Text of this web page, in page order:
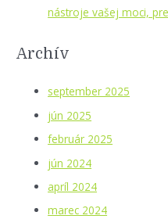
nástroje vašej moci,
Archív
september 2025
jún 2025
február 2025
jún 2024
apríl 2024
marec 2024